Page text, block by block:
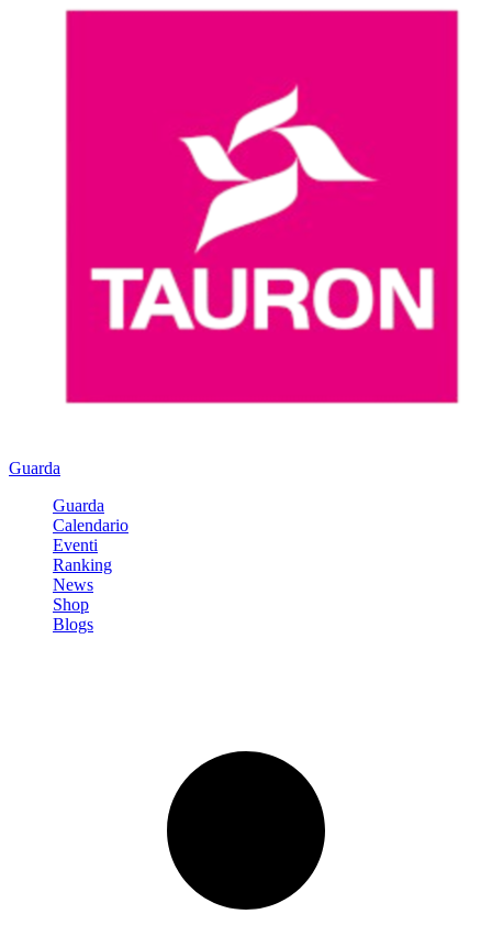
Guarda
Guarda
Calendario
Eventi
Ranking
News
Shop
Blogs